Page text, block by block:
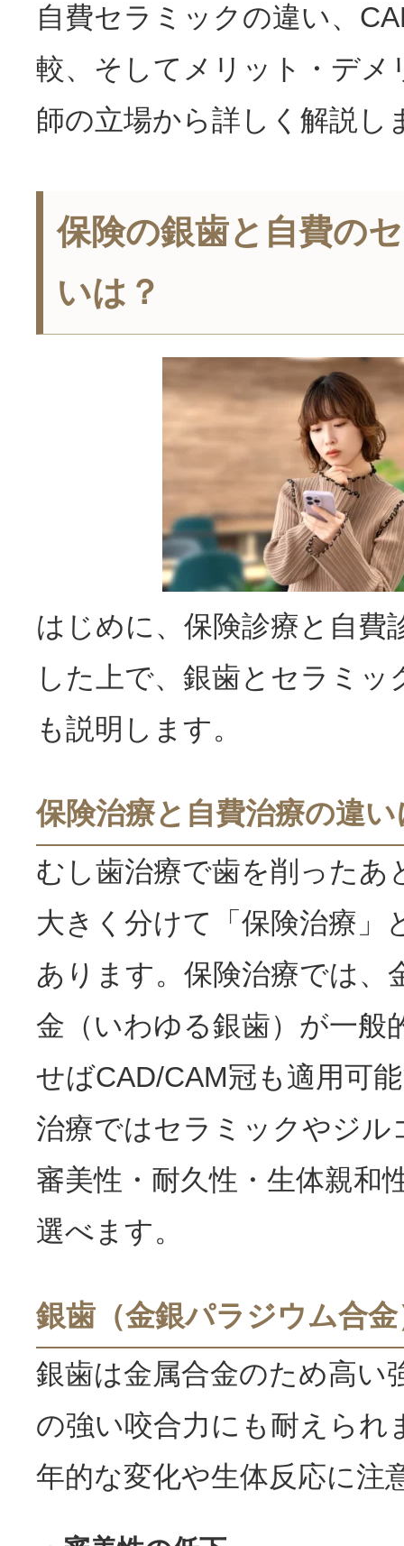
自費セラミックの違い、
較、そしてメリット・デメ
師の立場から詳しく解説し
保険の銀歯と自費の
いは？
はじめに、保険診療と自費
した上で、銀歯とセラミ
も説明します。
保険治療と自費治療の違
むし歯治療で歯を削ったあ
大きく分けて「保険治療」
あります。保険治療では、
金（いわゆる銀歯）が一般
せばCAD/CAM冠も適用可
治療ではセラミックやジル
審美性・耐久性・生体親和
選べます。
銀歯（金銀パラジウム合
銀歯は金属合金のため高い
の強い咬合力にも耐えられ
年的な変化や生体反応に注